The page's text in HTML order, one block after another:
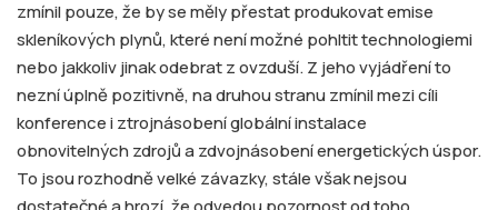
zmínil pouze, že by se měly přestat produkovat emise
skleníkových plynů, které není možné pohltit technologiemi
nebo jakkoliv jinak odebrat z ovzduší. Z jeho vyjádření to
nezní úplně pozitivně, na druhou stranu zmínil mezi cíli
konference i ztrojnásobení globální instalace
obnovitelných zdrojů a zdvojnásobení energetických úspor.
To jsou rozhodně velké závazky, stále však nejsou